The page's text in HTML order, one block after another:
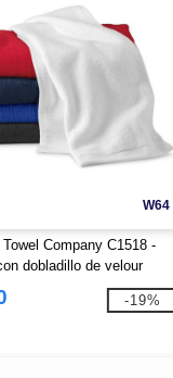
W64
Company C1518 -
dobladillo de velour
-19%